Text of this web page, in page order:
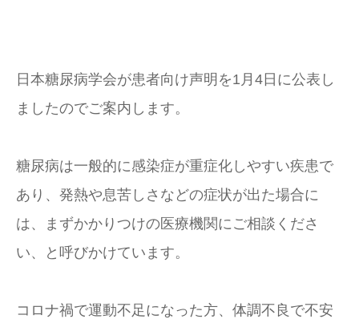
日本糖尿病学会が患者向け声明を1月4日に公表し
ましたのでご案内します。
糖尿病は一般的に感染症が重症化しやすい疾患で
あり、発熱や息苦しさなどの症状が出た場合に
は、まずかかりつけの医療機関にご相談くださ
い、と呼びかけています。
コロナ禍で運動不足になった方、体調不良で不安